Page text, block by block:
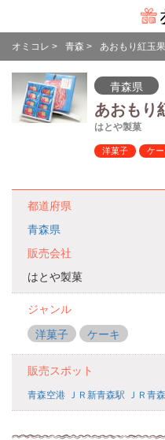
オミコレ > 青森 > あおもり紅玉
青森県
あおもり
はとや製菓
洋菓子 ケー
都道府県
青森県
販売会社
はとや製菓
ジャンル
洋菓子
ケーキ
販売スポット
青森空港 ＪＲ新青森駅 ＪＲ青